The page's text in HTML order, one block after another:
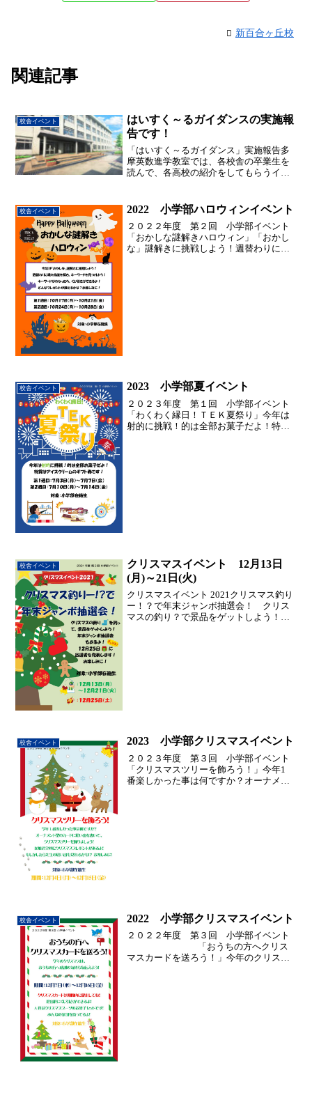
新百合ヶ丘校
関連記事
校舎イベント
はいすく～るガイダンスの実施報
告です！
「はいすく～るガイダンス」実施報告多
摩英数進学教室では、各校舎の卒業生を
読んで、各高校の紹介をしてもらうイベ
を聞くことで、中学生のみなさんに、具
体的な高校生活を知っても...
校舎イベント 2022 小学部ハロウィンイベント
２０２２年度 第２回 小学部イベント
「おかしな謎解きハロウィン」「おかし
な」謎解きに挑戦しよう！週替わりに現
校舎イベント 2023 小学部夏イベント
２０２３年度 第１回 小学部イベント
「わくわく縁日！ＴＥＫ夏祭り」今年は
射的に挑戦！的は全部お菓子だよ！特賞
校舎イベント
クリスマスイベント 12月13日
(月)～21日(火)
クリスマスイベント 2021クリスマス釣り
ー！？で年末ジャンボ抽選会！ クリス
マスの釣り？で景品をゲットしよう！
校舎イベント 2023 小学部クリスマスイベント
２０２３年度 第３回 小学部イベント
「クリスマスツリーを飾ろう！」今年1
番楽しかった事は何ですか？オーナメン
校舎イベント 2022 小学部クリスマスイベント
２０２２年度 第３回 小学部イベント
「おうちの方へクリス
マスカードを送ろう！」今年のクリスマ